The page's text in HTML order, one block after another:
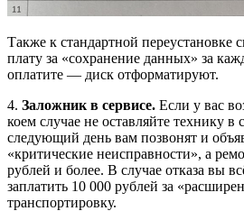
Также к стандартной переустановке
плату за «сохранение данных» за
оплатите — диск отформатируют.
4. Заложник в сервисе. Если у вас
коем случае не оставляйте технику в
следующий день вам позвонят и
«критические неисправности», а
рублей и более. В случае отказа вы
заплатить 10 000 рублей за
транспортировку.